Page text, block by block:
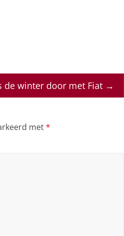
de winter door met Fiat →
met*